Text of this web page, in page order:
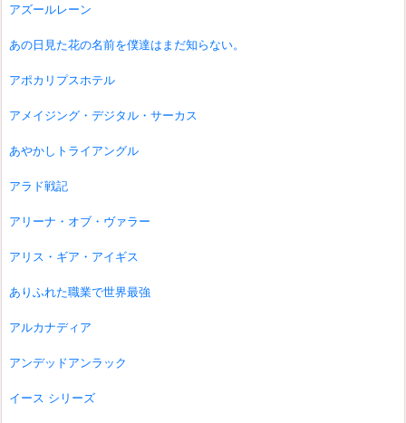
アズールレーン
あの日見た花の名前を僕達はまだ知らない。
アポカリプスホテル
アメイジング・デジタル・サーカス
あやかしトライアングル
アラド戦記
アリーナ・オブ・ヴァラー
アリス・ギア・アイギス
ありふれた職業で世界最強
アルカナディア
アンデッドアンラック
イース シリーズ